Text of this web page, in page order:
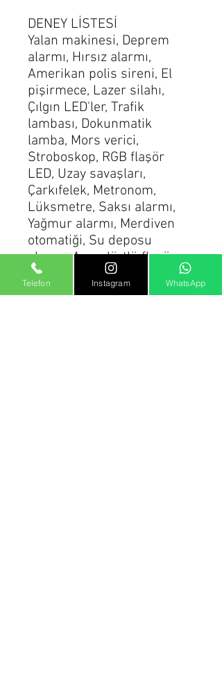
DENEY LİSTESİ
Yalan makinesi, Deprem
alarmı, Hırsız alarmı,
Amerikan polis sireni, El
pişirmece, Lazer silahı,
Çılgın LED'ler, Trafik
lambası, Dokunmatik
lamba, Mors verici,
Stroboskop, RGB flaşör
LED, Uzay savaşları,
Çarkıfelek, Metronom,
Lüksmetre, Saksı alarmı,
Yağmur alarmı, Merdiven
otomatiği, Su deposu
alarmı, Araç dörtlü flaşör,
Deniz feneri, İletken test
aleti, Yangın dedektörü,
Telefon Instagram WhatsApp